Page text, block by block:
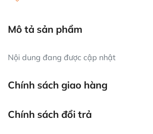
Mô tả sản phẩm
Nội dung đang được cập nhật
Chính sách giao hàng
Chính sách đổi trả